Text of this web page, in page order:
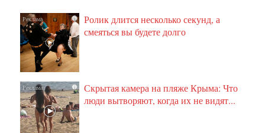
i
Ролик длится несколько секунд, а
смеяться вы будете долго
i
Скрытая камера на пляже Крыма: Что
люди вытворяют, когда их не видят...